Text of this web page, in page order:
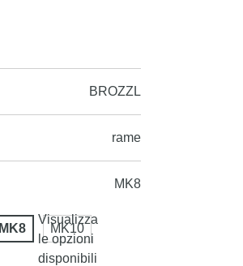
BROZZL
rame
MK8
MK8 MK10
Visualizza
le opzioni
disponibili